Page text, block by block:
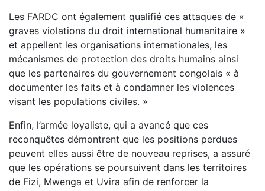
Les FARDC ont également qualifié ces attaques de «
graves violations du droit international humanitaire »
et appellent les organisations internationales, les
mécanismes de protection des droits humains ainsi
que les partenaires du gouvernement congolais « à
documenter les faits et à condamner les violences
visant les populations civiles. »
Enfin, l’armée loyaliste, qui a avancé que ces
reconquêtes démontrent que les positions perdues
peuvent elles aussi être de nouveau reprises, a assuré
que les opérations se poursuivent dans les territoires
de Fizi, Mwenga et Uvira afin de renforcer la